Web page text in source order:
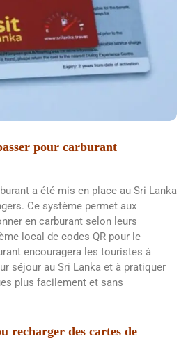
pour carburant
a été mis en place au Sri Lanka
Ce système permet aux
en carburant selon leurs
local de codes QR pour le
encouragera les touristes à
séjour au Sri Lanka et à pratiquer
plus facilement et sans
recharger des cartes de